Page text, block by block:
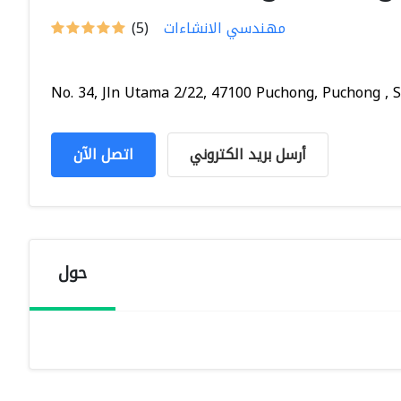
(5) مهندسي الانشاءات
No. 34, Jln Utama 2/22, 47100 Puchong, Puchong ,
اتصل الآن أرسل بريد الكتروني
حول